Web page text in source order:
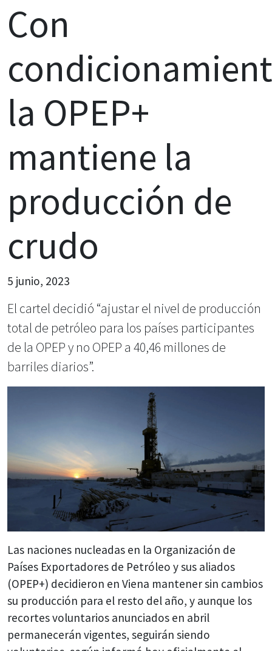
Con
la OPEP+
mantiene la
producción de
crudo
5 junio, 2023
El cartel decidió “ajustar el nivel de producción
total de petróleo para los países participantes
de la OPEP y no OPEP a 40,46 millones de
barriles diarios”.
Las naciones nucleadas en la Organización de
Países Exportadores de Petróleo y sus aliados
(OPEP+) decidieron en Viena mantener sin cambios
su producción para el resto del año, y aunque los
recortes voluntarios anunciados en abril
permanecerán vigentes, seguirán siendo